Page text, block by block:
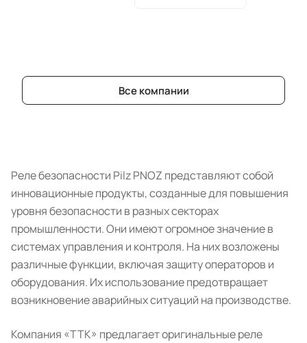
Все компании
Реле безопасности Pilz PNOZ представляют собой
инновационные продукты, созданные для повышения
уровня безопасности в разных секторах
промышленности. Они имеют огромное значение в
системах управления и контроля. На них возложены
различные функции, включая защиту операторов и
оборудования. Их использование предотвращает
возникновение аварийных ситуаций на производстве.
Компания «ТТК» предлагает оригинальные реле